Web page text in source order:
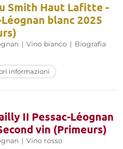
Smith Haut Lafitte -
blanc 2025
| Vino bianco | Biografia
informazioni
II Pessac-Léognan
vin (Primeurs)
| Vino rosso